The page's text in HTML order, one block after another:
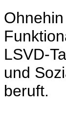
LSVD-
und
beruft.